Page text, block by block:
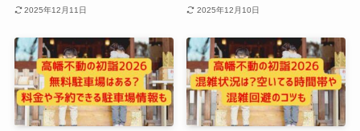
2025年12月11日 2025年12月10日